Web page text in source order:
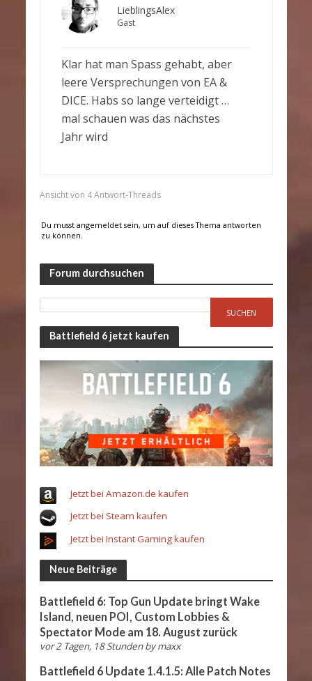
LieblingsAlex
Gast
Klar hat man Spass gehabt, aber
leere Versprechungen von EA &
DICE. Habs so lange verteidigt …
mal schauen was das nächstes
Jahr wird
Ansicht von 4 Antwort-Threads
Du musst angemeldet sein, um auf dieses Thema antworten
zu können.
Forum durchsuchen
Battlefield 6 jetzt kaufen
Jetzt bei Amazon.de kaufen
Jetzt bei Steam kaufen
Jetzt bei Instant Gaming kaufen
Neue Beiträge
Battlefield 6: Top Gun Update bringt Wake
Island, neuen POI, Custom Lobbies &
Spectator Mode am 18. August zurück
vor 2 Tagen, 18 Stunden bymaxx
Battlefield 6 Update 1.4.1.5: Alle Patch Notes